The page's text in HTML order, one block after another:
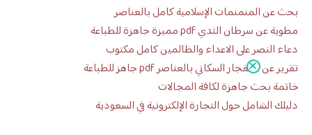
بحث عن المنمنمات الإسلامية كامل بالعناصر
مطوية عن سرطان الثدي pdf مميزة جاهزة للطباعة
دعاء النصر على الاعداء والظالمين كامل مكتوب
تقرير عن الانفجار السكاني بالعناصر pdf جاهز للطباعة
خاتمة بحث جاهزة لكافة المجالات
دليلك الشامل حول التجارة الإلكترونية في السعودية